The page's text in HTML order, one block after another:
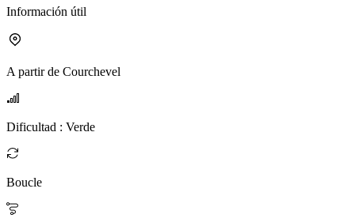
Información útil
A partir de Courchevel
Dificultad : Verde
Boucle